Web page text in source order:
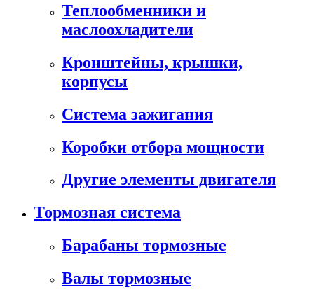
Теплообменники и
маслоохладители
Кронштейны, крышки,
корпусы
Cистема зажигания
Коробки отбора мощности
Другие элементы двигателя
Тормозная система
Барабаны тормозные
Валы тормозные